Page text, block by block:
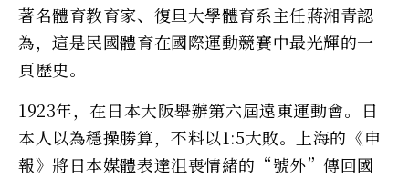
著名體育教育家、復旦大學體育系主任蔣湘青認
為，這是民國體育在國際運動競賽中最光輝的一
頁歷史。
1923年，在日本大阪舉辦第六屆遠東運動會。日
本人以為穩操勝算，不料以1:5大敗。上海的《申
報》將日本媒體表達沮喪情緒的“號外”傳回國